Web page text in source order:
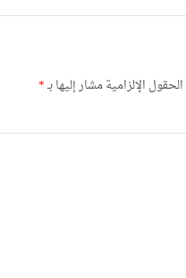
الحقول الإلزامية مشار إليها بـ*